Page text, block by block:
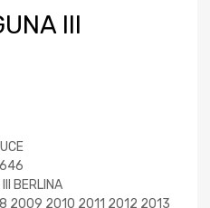
III
BERLINA
2009 2010 2011 2012 2013